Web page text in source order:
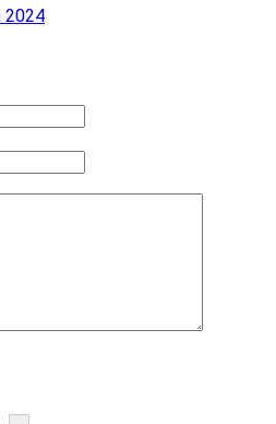
2024